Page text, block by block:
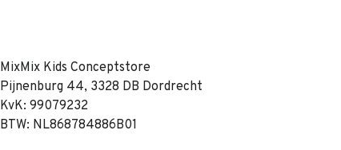
MixMix Kids Conceptstore
Pijnenburg 44, 3328 DB Dordrecht
KvK: 99079232
BTW: NL868784886B01